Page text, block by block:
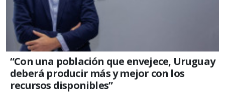
“Con una población que envejece, Uruguay
deberá producir más y mejor con los
recursos disponibles”